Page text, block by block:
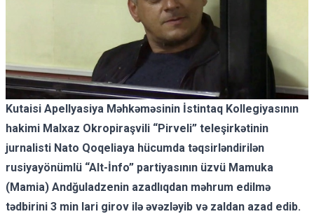
Kutaisi Apellyasiya Məhkəməsinin İstintaq Kollegiyasının
hakimi Malxaz Okropiraşvili “Pirveli” teleşirkətinin
jurnalisti Nato Qoqeliaya hücumda təqsirləndirilən
rusiyayönümlü “Alt-İnfo” partiyasının üzvü Mamuka
(Mamia) Andğuladzenin azadlıqdan məhrum edilmə
tədbirini 3 min lari girov ilə əvəzləyib və zaldan azad edib.